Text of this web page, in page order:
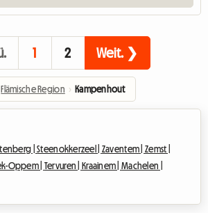
1 2 Weit. ❯
Flämische Region › Kampenhout
|Steenokkerzeel | Zaventem | Zemst |
Oppem | Tervuren | Kraainem |Machelen |